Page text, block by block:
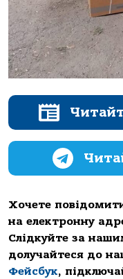
Хочете
на електронну
Слідкуйте за
долучайтеся до
Фейсбук,